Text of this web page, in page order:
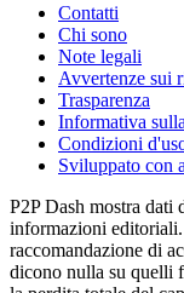
Contatti
Chi sono
Note legali
Avvertenze sui
Trasparenza
Informativa
Condizioni
Sviluppato con
P2P Dash mostra dati
informazioni
raccomandazione di
dicono nulla su quelli